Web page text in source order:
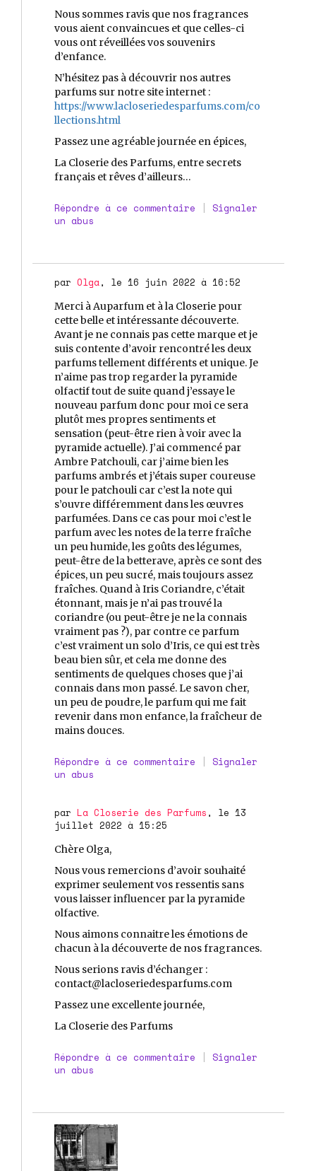
Nous sommes ravis que nos fragrances
vous aient convaincues et que celles-ci
vous ont réveillées vos souvenirs
d’enfance.
N’hésitez pas à découvrir nos autres
parfums sur notre site internet :
https://www.lacloseriedesparfums.com/co
llections.html
Passez une agréable journée en épices,
La Closerie des Parfums, entre secrets
français et rêves d’ailleurs…
Répondre à ce commentaire | Signaler
un abus
par Olga, le 16 juin 2022 à 16:52
Merci à Auparfum et à la Closerie pour
cette belle et intéressante découverte.
Avant je ne connais pas cette marque et je
suis contente d’avoir rencontré les deux
parfums tellement différents et unique. Je
n’aime pas trop regarder la pyramide
olfactif tout de suite quand j’essaye le
nouveau parfum donc pour moi ce sera
plutôt mes propres sentiments et
sensation (peut-être rien à voir avec la
pyramide actuelle). J’ai commencé par
Ambre Patchouli, car j’aime bien les
parfums ambrés et j’étais super coureuse
pour le patchouli car c’est la note qui
s’ouvre différemment dans les œuvres
parfumées. Dans ce cas pour moi c’est le
parfum avec les notes de la terre fraîche
un peu humide, les goûts des légumes,
peut-être de la betterave, après ce sont des
épices, un peu sucré, mais toujours assez
fraîches. Quand à Iris Coriandre, c’était
étonnant, mais je n’ai pas trouvé la
coriandre (ou peut-être je ne la connais
vraiment pas ?), par contre ce parfum
c’est vraiment un solo d’Iris, ce qui est très
beau bien sûr, et cela me donne des
sentiments de quelques choses que j’ai
connais dans mon passé. Le savon cher,
un peu de poudre, le parfum qui me fait
revenir dans mon enfance, la fraîcheur de
mains douces.
Répondre à ce commentaire | Signaler
un abus
par La Closerie des Parfums , le 13
juillet 2022 à 15:25
Chère Olga,
Nous vous remercions d’avoir souhaité
exprimer seulement vos ressentis sans
vous laisser influencer par la pyramide
olfactive.
Nous aimons connaitre les émotions de
chacun à la découverte de nos fragrances.
Nous serions ravis d’échanger :
contact@lacloseriedesparfums.com
Passez une excellente journée,
La Closerie des Parfums
Répondre à ce commentaire | Signaler
un abus